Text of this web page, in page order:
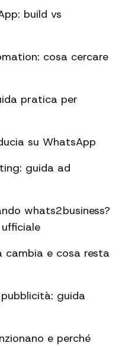
build vs
cosa cercare
pratica per
su WhatsApp
guida ad
whats2business?
cambia e cosa resta
guida
e perché